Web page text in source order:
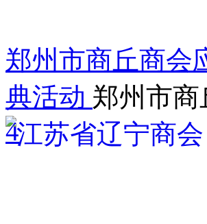
郑州市商丘商会
典活动 郑州市商
4